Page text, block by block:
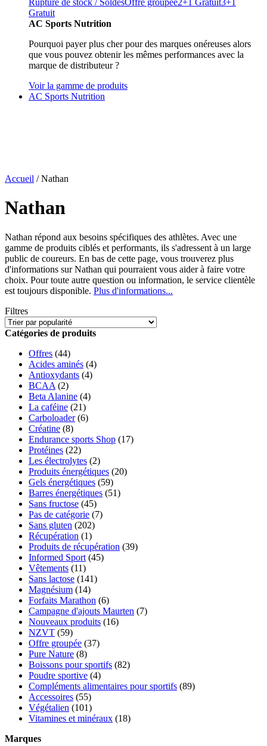
Rupture de stock / SoldesOffre groupée2+1 Gratuit3+1
Gratuit
AC Sports Nutrition
Pourquoi payer plus cher pour des marques onéreuses alors
que vous pouvez obtenir les mêmes performances avec la
marque de distributeur ?
Voir la gamme de produits
AC Sports Nutrition
Accueil / Nathan
Nathan
Nathan répond aux besoins spécifiques des athlètes. Avec une
gamme de produits ciblés et performants, ils s'adressent à un large
public de coureurs. En bas de cette page, vous trouverez plus
d'informations sur Nathan qui pourraient vous aider à faire votre
choix. Pour toute autre question ou information, le service clientèle
est toujours disponible. Plus d'informations...
Filtres
Catégories de produits
Offres (44)
Acides aminés (4)
Antioxydants (4)
BCAA (2)
Beta Alanine (4)
La caféine (21)
Carboloader (6)
Créatine (8)
Endurance sports Shop (17)
Protéines (22)
Les électrolytes (2)
Produits énergétiques (20)
Gels énergétiques (59)
Barres énergétiques (51)
Sans fructose (45)
Pas de catégorie (7)
Sans gluten (202)
Récupération (1)
Produits de récupération (39)
Informed Sport (45)
Vêtements (11)
Sans lactose (141)
Magnésium (14)
Forfaits Marathon (6)
Campagne d'ajouts Maurten (7)
Nouveaux produits (16)
NZVT (59)
Offre groupée (37)
Pure Nature (8)
Boissons pour sportifs (82)
Poudre sportive (4)
Compléments alimentaires pour sportifs (89)
Accessoires (55)
Végétalien (101)
Vitamines et minéraux (18)
Marques